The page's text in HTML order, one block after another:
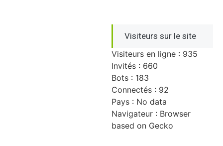
Visiteurs sur le site
Visiteurs en ligne : 935
Invités : 660
Bots : 183
Connectés : 92
Pays : No data
Navigateur : Browser
based on Gecko